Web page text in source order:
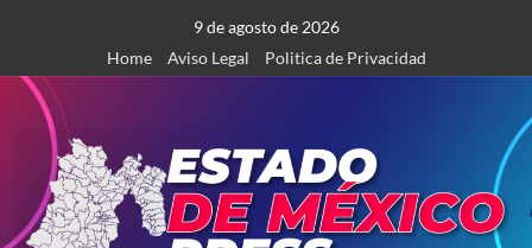
contenido
9 de agosto de 2026
Home
Aviso Legal Politica de Privacidad